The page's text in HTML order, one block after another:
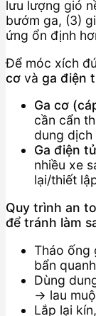
lưu lượng gió
bướm ga, (3)
ứng ổn định
Để móc xích
cơ và ga điện
Ga cơ
cần cẩn
dung
Ga điện
nhiều xe
lại/thiết
Quy trình an
để tránh làm
Tháo ống
bẩn
Dùng
→ lau
Lắp lại